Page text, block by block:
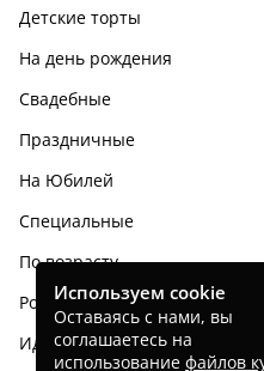
Детские торты
На день рождения
Свадебные
Праздничные
На Юбилей
Специальные
По возрасту
Родным и близким
Идеи тортов
Используем cookie
Оставаясь с нами, вы
соглашаетесь на
использование файлов